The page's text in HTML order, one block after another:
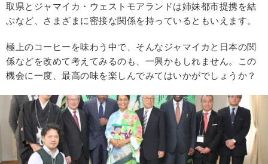
取県とジャマイカ・ウェストモアランドは姉妹都市提携を結
ぶなど、さまざまに密接な関係を持っているともいえます。
極上のコーヒーを味わう中で、そんなジャマイカと日本の関
係などを改めて考えてみるのも、一興かもしれません。この
機会に一度、最高の味を楽しんでみてはいかがでしょうか？